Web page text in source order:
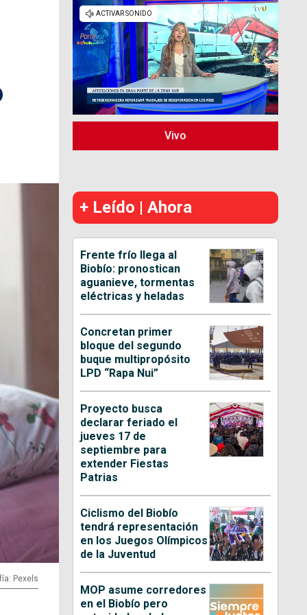
Pexels
Vivo
+ Leído | Ahora
Frente frío llega al
Biobío: pronostican
aguanieve, tormentas
eléctricas y heladas
Concretan primer
bloque del segundo
buque multipropósito
LPD “Rapa Nui”
Proyecto busca
declarar feriado el
jueves 17 de
septiembre para
extender Fiestas
Patrias
Ciclismo del Biobío
tendrá representación
en los Juegos Olímpicos
de la Juventud
MOP asume corredores
en el Biobío pero